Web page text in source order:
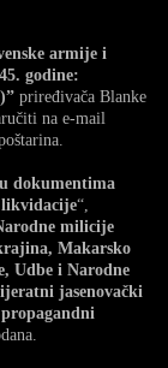
armije i
godine:
priređivača Blanke
na e-mail
dokumentima
likvidacije“,
milicije
Makarsko
Udbe i Narodne
jasenovački